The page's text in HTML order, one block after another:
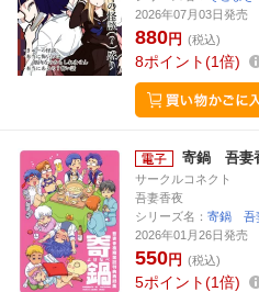
2026年07月03日発売
880円 (税込)
8ポイント 1倍
寄鍋 吾妻
サークルコネクト
吾妻香夜
シリーズ名： 寄鍋 吾
2026年01月26日発売
550円 (税込)
5ポイント 1倍